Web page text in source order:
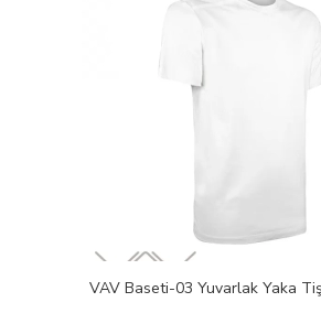
VAV Baseti-03 Yuvarlak Yaka